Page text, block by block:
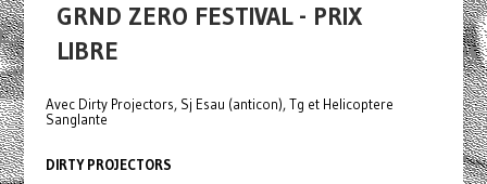
GRND ZERO FESTIVAL - PRIX
LIBRE
Avec Dirty Projectors, Sj Esau (anticon), Tg et Helicoptere
Sanglante
DIRTY PROJECTORS